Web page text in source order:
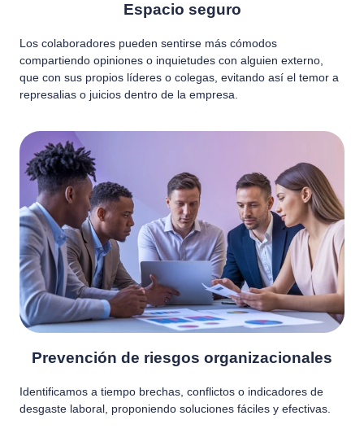
Espacio seguro
Los colaboradores pueden sentirse más cómodos
compartiendo opiniones o inquietudes con alguien externo,
que con sus propios líderes o colegas, evitando así el temor a
represalias o juicios dentro de la empresa.
Prevención de riesgos organizacionales
Identificamos a tiempo brechas, conflictos o indicadores de
desgaste laboral, proponiendo soluciones fáciles y efectivas.